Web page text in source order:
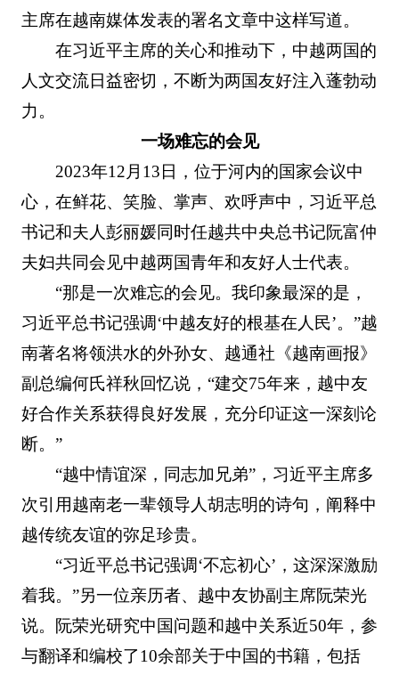
主席在越南媒体发表的署名文章中这样写道。
在习近平主席的关心和推动下，中越两国的
人文交流日益密切，不断为两国友好注入蓬勃动
力。
一场难忘的会见
2023年12月13日，位于河内的国家会议中
心，在鲜花、笑脸、掌声、欢呼声中，习近平总
书记和夫人彭丽媛同时任越共中央总书记阮富仲
夫妇共同会见中越两国青年和友好人士代表。
“那是一次难忘的会见。我印象最深的是，
习近平总书记强调‘中越友好的根基在人民’。”越
南著名将领洪水的外孙女、越通社《越南画报》
副总编何氏祥秋回忆说，“建交75年来，越中友
好合作关系获得良好发展，充分印证这一深刻论
断。”
“越中情谊深，同志加兄弟”，习近平主席多
次引用越南老一辈领导人胡志明的诗句，阐释中
越传统友谊的弥足珍贵。
“习近平总书记强调‘不忘初心’，这深深激励
着我。”另一位亲历者、越中友协副主席阮荣光
说。阮荣光研究中国问题和越中关系近50年，参
与翻译和编校了10余部关于中国的书籍，包括